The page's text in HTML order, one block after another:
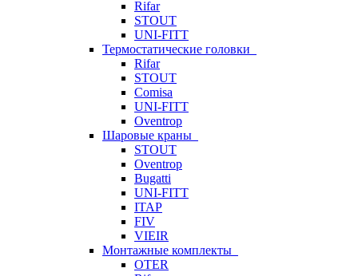
Rifar
STOUT
UNI-FITT
Термостатические головки
Rifar
STOUT
Comisa
UNI-FITT
Oventrop
Шаровые краны
STOUT
Oventrop
Bugatti
UNI-FITT
ITAP
FIV
VIEIR
Монтажные комплекты
OTER